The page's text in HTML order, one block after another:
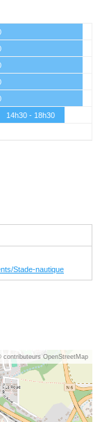
14h30 - 18h30
Stade-nautique
contributeurs OpenStreetMap